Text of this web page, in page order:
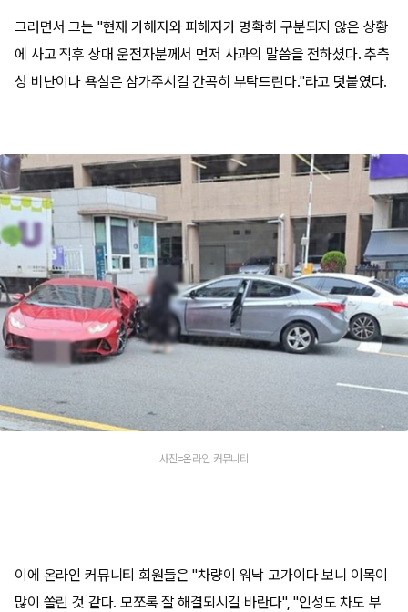
그러면서 그는 "현재 가해자와 피해자가 명확히 구분되지 않은 상황
에 사고 직후 상대 운전자분께서 먼저 사과의 말씀을 전하셨다. 추측
성 비난이나 욕설은 삼가주시길 간곡히 부탁드린다."라고 덧붙였다.
사진=온라인 커뮤니티
이에 온라인 커뮤니티 회원들은 "차량이 워낙 고가이다 보니 이목이
많이 쏠린 것 같다. 모쪼록 잘 해결되시길 바란다", "인성도 차도 부